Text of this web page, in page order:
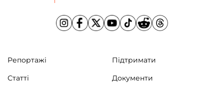
Репортажі
Статті
Підтримати
Документи